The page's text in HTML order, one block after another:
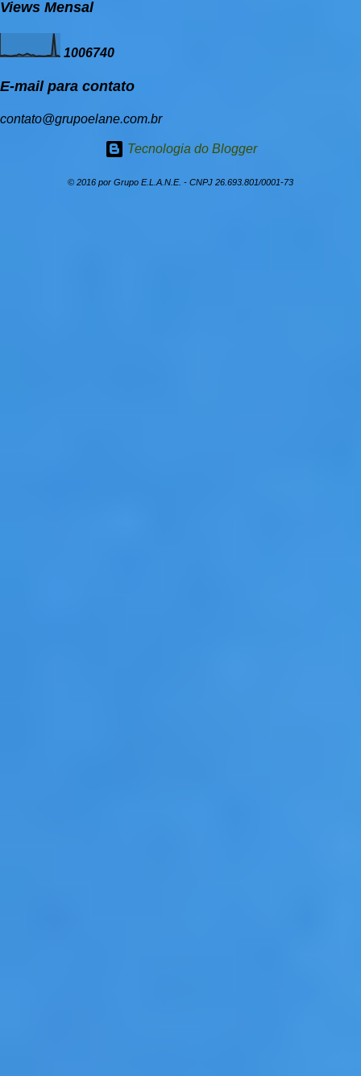
o Spotify pra lhe ajudar: _______________...
Views Mensal
1006740
E-mail para contato
contato@grupoelane.com.br
Tecnologia do Blogger
© 2016 por Grupo E.L.A.N.E. - CNPJ 26.693.801/0001­-73